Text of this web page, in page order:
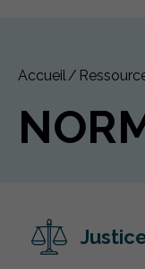
Accueil